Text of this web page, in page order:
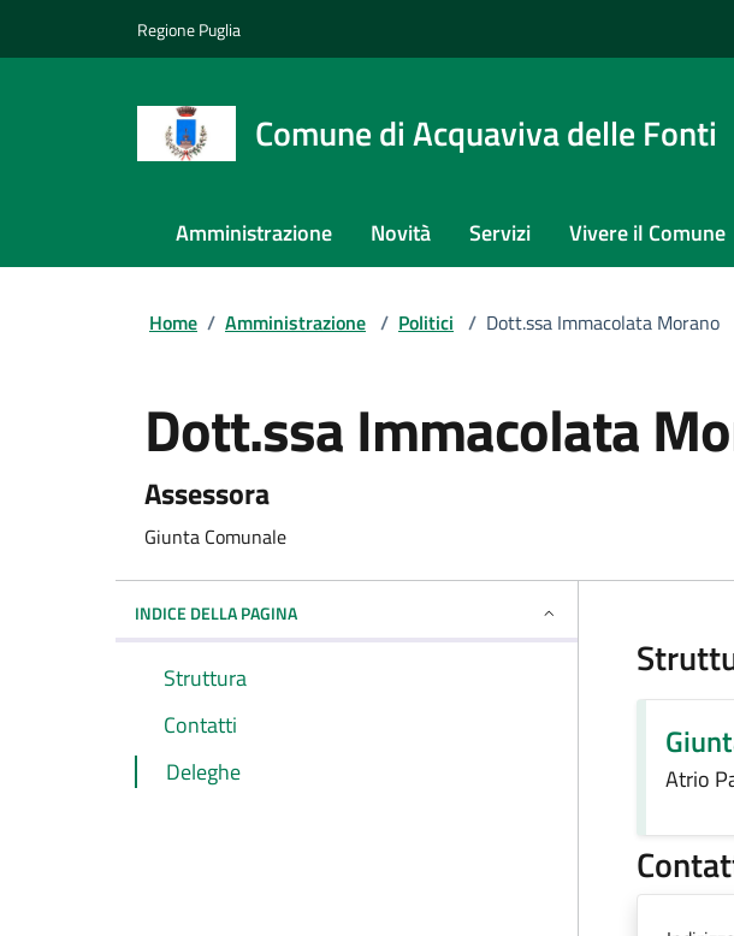
Regione Puglia
Comune di Acquaviva delle Fonti
Amministrazione Novità Servizi Vivere il Comune
Home / Amministrazione / Politici / Dott.ssa Immacolata Morano
Dott.ssa Immacolata
Assessora
Giunta Comunale
INDICE DELLA PAGINA
Struttura
Contatti
Deleghe
Atrio